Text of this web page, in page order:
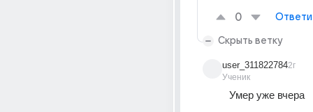
0
Скрыть ветку
user_311822784
Ученик
2г
Умер уже вчера